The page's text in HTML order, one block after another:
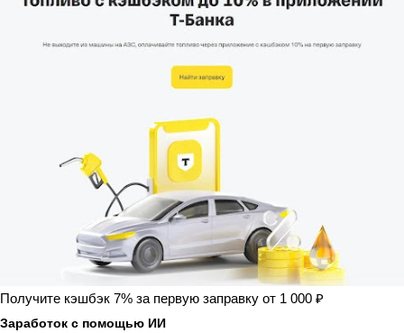
Получите кэшбэк 7% за первую заправку от 1 000 ₽
Заработок с помощью ИИ